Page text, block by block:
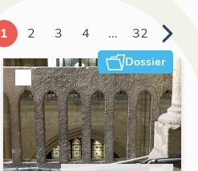
1 2 3 4 ... 32
Dossier